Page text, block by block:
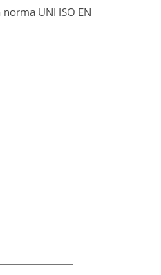
UNI ISO EN